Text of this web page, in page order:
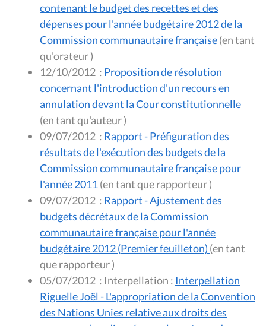
contenant le budget des recettes et des
dépenses pour l'année budgétaire 2012 de la
Commission communautaire française(en tant
qu'orateur )
12/10/2012 : Proposition de résolution
concernant l'introduction d'un recours en
annulation devant la Cour constitutionnelle
(en tant qu'auteur )
09/07/2012 : Rapport - Préfiguration des
résultats de l'exécution des budgets de la
Commission communautaire française pour
l'année 2011
(en tant que rapporteur )
09/07/2012 : Rapport - Ajustement des
budgets décrétaux de la Commission
communautaire française pour l'année
budgétaire 2012 (Premier feuilleton) (en tant
que rapporteur )
05/07/2012 : Interpellation : Interpellation
Riguelle Joël - L'appropriation de la Convention
des Nations Unies relative aux droits des